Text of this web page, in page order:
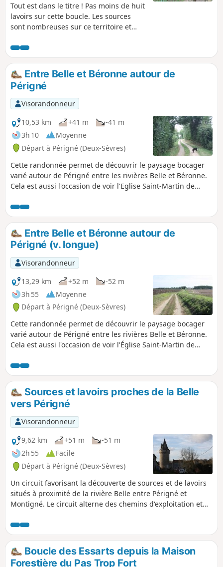
Tout est dans le titre ! Pas moins de huit
lavoirs sur cette boucle. Les sources
sont nombreuses sur ce territoire et
"Aigues" signifiant eau et "O'nay",
naître. Un petit ruisseau nommé
l'Aigonnay passe notamment par
Écrebis où se trouvait autrefois un
moulin ; il se jette dans le Lambon qui
coule au Sud-Ouest.
Entre Belle et Béronne autour de
Périgné
Visorandonneur
10,53 km
+41 m
-41 m
3h 10
Moyenne
Départ à Périgné (Deux-Sèvres)
Cette randonnée permet de découvrir le paysage bocager
varié autour de Périgné entre les rivières Belle et Béronne.
Cela est aussi l'occasion de voir l'Eglise Saint-Martin de
Grésolle, la vallée de la Belle, l'Etang Prérault, les châteaux
de la Guittonnière et de la Grésolle. Le circuit se parcourt
principalement sur des chemins d'exploitation avec
quelques liaisons par des routes peu fréquentées.
Entre Belle et Béronne autour de
Périgné (v. longue)
Visorandonneur
13,29 km
+52 m
-52 m
3h 55
Moyenne
Départ à Périgné (Deux-Sèvres)
Cette randonnée permet de découvrir le paysage bocager
varié autour de Périgné entre les rivières Belle et Béronne.
Cela est aussi l'occasion de voir l'Église Saint-Martin de
Grésolle, la vallée de la Belle, l'Étang Prérault, les châteaux
de la Guittonnière et de la Grézolle. Le circuit s'effectue
principalement sur des chemins d'exploitation avec
quelques liaisons par des routes peu fréquentées.
Sources et lavoirs proches de la Belle
vers Périgné
Visorandonneur
9,62 km
+51 m
-51 m
2h 55
Facile
Départ à Périgné (Deux-Sèvres)
Un circuit favorisant la découverte de sources et de lavoirs
situés à proximité de la rivière Belle entre Périgné et
Montigné. Le circuit alterne des chemins d'exploitation et
y pousse ). La randonnée passe à proximité du Château de
la Forge et à côté de celui de la Guittonnière
Boucle des Essarts depuis la Maison
Forestière du Pas Trop Fort